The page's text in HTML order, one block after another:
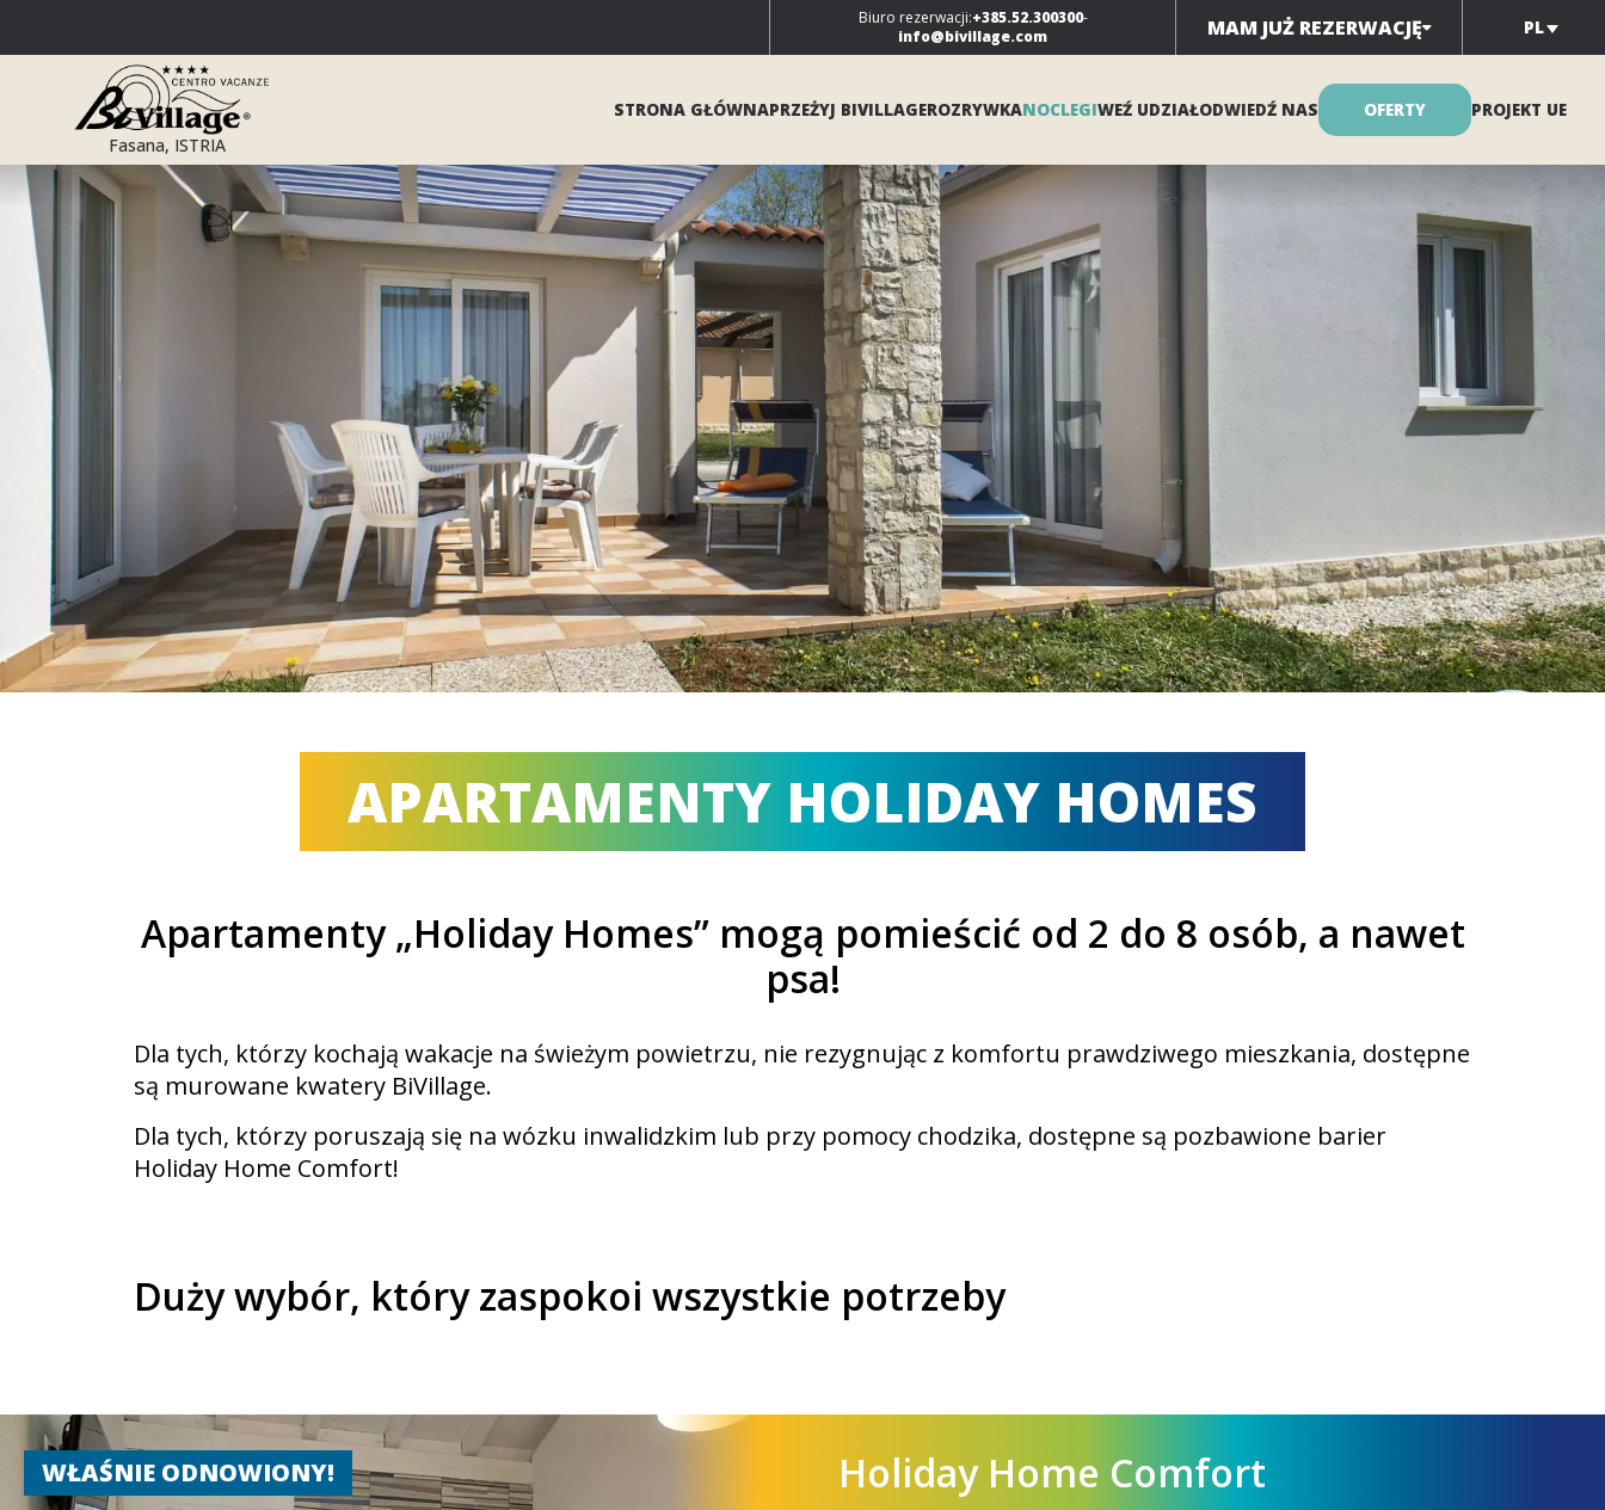
do
Biuro rezerwacji:+385.52.300300-
info@bivillage.com
MAM JUŻ REZERWACJĘ PL
Fasana, ISTRIA
STRONA GŁÓWNAPRZEŻYJ BIVILLAGEROZRYWKANOCLEGIWEŹ UDZIAŁODWIEDŹ NAS OFERTY PROJEKT UE
APARTAMENTY HOLIDAY HOMES
Apartamenty „Holiday Homes” mogą pomieścić od 2 do 8 osób, a nawet
psa!
Dla tych, którzy kochają wakacje na świeżym powietrzu, nie rezygnując z komfortu prawdziwego mieszkania, dostępne
są murowane kwatery BiVillage.
Dla tych, którzy poruszają się na wózku inwalidzkim lub przy pomocy chodzika, dostępne są pozbawione barier
Holiday Home Comfort!
Duży wybór, który zaspokoi wszystkie potrzeby
WŁAŚNIE ODNOWIONY! Holiday Home Comfort